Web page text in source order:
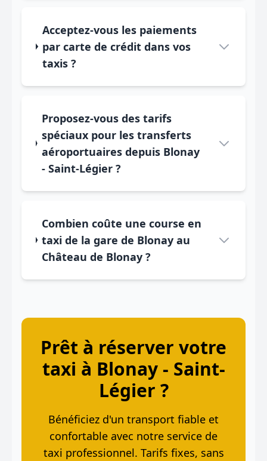
Acceptez-vous les paiements
par carte de crédit dans vos
taxis ?
Proposez-vous des tarifs
spéciaux pour les transferts
aéroportuaires depuis Blonay
- Saint-Légier ?
Combien coûte une course en
taxi de la gare de Blonay au
Château de Blonay ?
Prêt à réserver votre
taxi à Blonay - Saint-
Légier ?
Bénéficiez d'un transport fiable et
confortable avec notre service de
taxi professionnel. Tarifs fixes, sans